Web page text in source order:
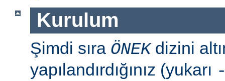
Kurulum
Şimdi sıra ÖNEKdizini
yapılandırdığınız (yukarı